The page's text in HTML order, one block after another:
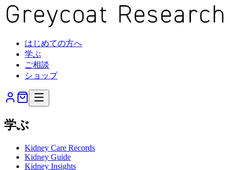
はじめての方へ
学ぶ
ご相談
ショップ
学ぶ
Kidney Care Records
Kidney Guide
Kidney Insights